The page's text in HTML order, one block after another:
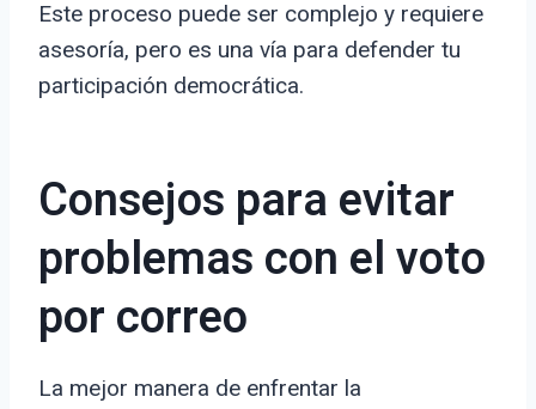
Este proceso puede ser complejo y requiere
asesoría, pero es una vía para defender tu
participación democrática.
Consejos para evitar
problemas con el voto
por correo
La mejor manera de enfrentar la